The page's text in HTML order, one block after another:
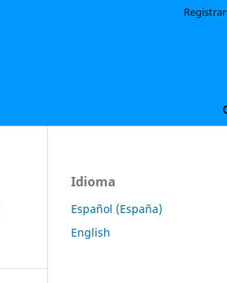
Idioma
Español (España)
English